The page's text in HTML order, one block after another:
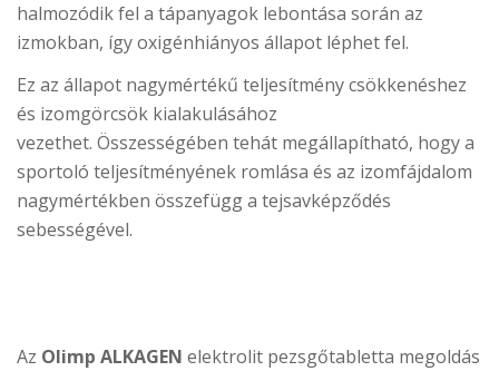
halmozódik fel a tápanyagok lebontása során az
izmokban, így oxigénhiányos állapot léphet fel.
Ez az állapot nagymértékű teljesítmény csökkenéshez
és izomgörcsök kialakulásához
vezethet. Összességében tehát megállapítható, hogy a
sportoló teljesítményének romlása és az izomfájdalom
nagymértékben összefügg a tejsavképződés
sebességével.
Az Olimp ALKAGEN elektrolit pezsgőtabletta megoldás